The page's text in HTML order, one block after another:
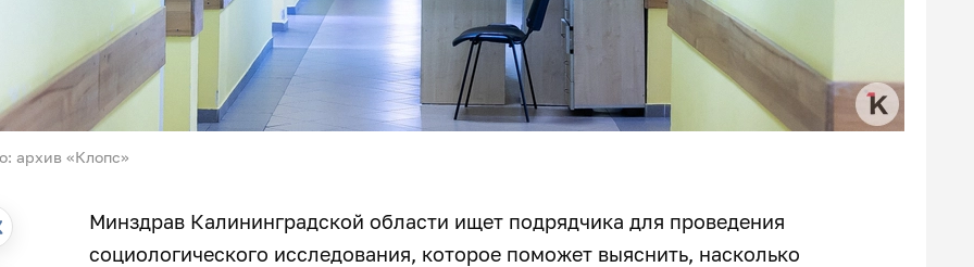
архив «Клопс»
Минздрав Калининградской области ищет подрядчика для проведения
социологического исследования, которое поможет выяснить, насколько